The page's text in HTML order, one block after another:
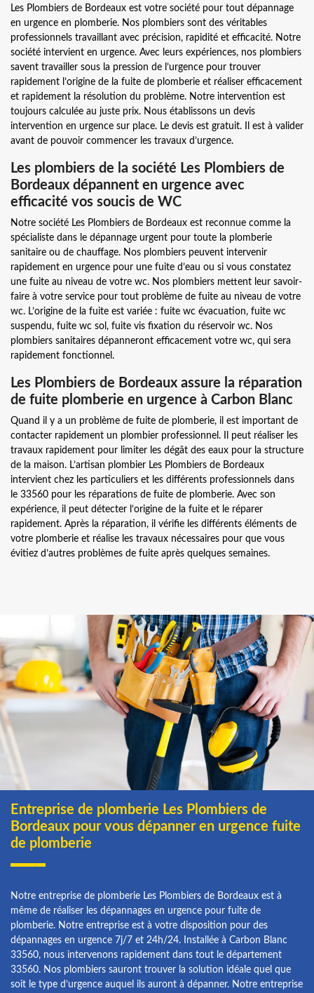
Les Plombiers de Bordeaux est votre société pour tout dépannage
en urgence en plomberie. Nos plombiers sont des véritables
professionnels travaillant avec précision, rapidité et efficacité. Notre
société intervient en urgence. Avec leurs expériences, nos plombiers
savent travailler sous la pression de l’urgence pour trouver
rapidement l’origine de la fuite de plomberie et réaliser efficacement
et rapidement la résolution du problème. Notre intervention est
toujours calculée au juste prix. Nous établissons un devis
intervention en urgence sur place. Le devis est gratuit. Il est à valider
avant de pouvoir commencer les travaux d’urgence.
Les plombiers de la société Les Plombiers de
Bordeaux dépannent en urgence avec
efficacité vos soucis de WC
Notre société Les Plombiers de Bordeaux est reconnue comme la
spécialiste dans le dépannage urgent pour toute la plomberie
sanitaire ou de chauffage. Nos plombiers peuvent intervenir
rapidement en urgence pour une fuite d’eau ou si vous constatez
une fuite au niveau de votre wc. Nos plombiers mettent leur savoir-
faire à votre service pour tout problème de fuite au niveau de votre
wc. L’origine de la fuite est variée : fuite wc évacuation, fuite wc
suspendu, fuite wc sol, fuite vis fixation du réservoir wc. Nos
plombiers sanitaires dépanneront efficacement votre wc, qui sera
rapidement fonctionnel.
Les Plombiers de Bordeaux assure la réparation
de fuite plomberie en urgence à Carbon Blanc
Quand il y a un problème de fuite de plomberie, il est important de
contacter rapidement un plombier professionnel. Il peut réaliser les
travaux rapidement pour limiter les dégât des eaux pour la structure
de la maison. L’artisan plombier Les Plombiers de Bordeaux
intervient chez les particuliers et les différents professionnels dans
le 33560 pour les réparations de fuite de plomberie. Avec son
expérience, il peut détecter l’origine de la fuite et le réparer
rapidement. Après la réparation, il vérifie les différents éléments de
votre plomberie et réalise les travaux nécessaires pour que vous
évitiez d’autres problèmes de fuite après quelques semaines.
Entreprise de plomberie Les Plombiers de
Bordeaux pour vous dépanner en urgence fuite
de plomberie
Notre entreprise de plomberie Les Plombiers de Bordeaux est à
même de réaliser les dépannages en urgence pour fuite de
plomberie. Notre entreprise est à votre disposition pour des
dépannages en urgence 7j/7 et 24h/24. Installée à Carbon Blanc
33560, nous intervenons rapidement dans tout le département
33560. Nos plombiers sauront trouver la solution idéale quel que
soit le type d’urgence auquel ils auront à dépanner. Notre entreprise